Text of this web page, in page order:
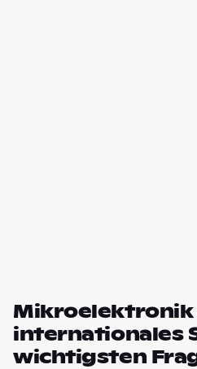
Mikroelektronik
internationales
wichtigsten